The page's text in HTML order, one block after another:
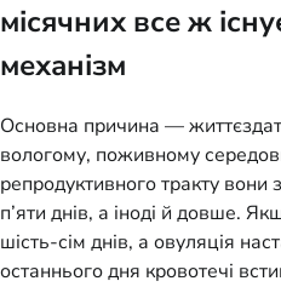
місячних все ж
механізм
Основна причина —
вологому, поживному
репродуктивного тракту вони
п’яти днів, а іноді й довше.
шість-сім днів, а овуляція
останнього дня кровотечі